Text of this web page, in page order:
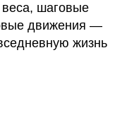
веса, шаговые
движения —
жизнь